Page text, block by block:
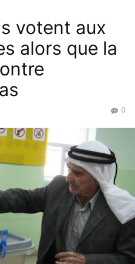
votent aux
alors que la
0